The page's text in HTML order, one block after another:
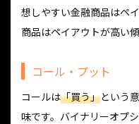
想しやすい金融商品はペ
商品はペイアウトが高い
コール・プット
コールは「買う」という
味です。バイナリーオプ